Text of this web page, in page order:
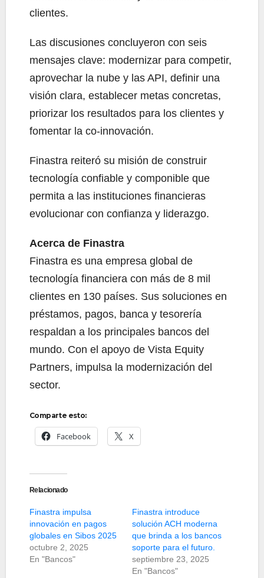
clientes.
Las discusiones concluyeron con seis
mensajes clave: modernizar para competir,
aprovechar la nube y las API, definir una
visión clara, establecer metas concretas,
priorizar los resultados para los clientes y
fomentar la co-innovación.
Finastra reiteró su misión de construir
tecnología confiable y componible que
permita a las instituciones financieras
evolucionar con confianza y liderazgo.
Acerca de Finastra
Finastra es una empresa global de
tecnología financiera con más de 8 mil
clientes en 130 países. Sus soluciones en
préstamos, pagos, banca y tesorería
respaldan a los principales bancos del
mundo. Con el apoyo de Vista Equity
Partners, impulsa la modernización del
sector.
Comparte esto:
Facebook X
Relacionado
Finastra impulsa
innovación en pagos
globales en Sibos 2025
octubre 2, 2025
En "Bancos"
Finastra introduce
solución ACH moderna
que brinda a los bancos
soporte para el futuro.
septiembre 23, 2025
En "Bancos"